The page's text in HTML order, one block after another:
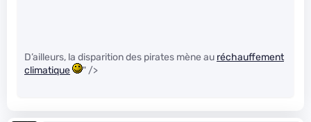
D’ailleurs, la disparition des pirates mène au réchauffement
climatique
" />